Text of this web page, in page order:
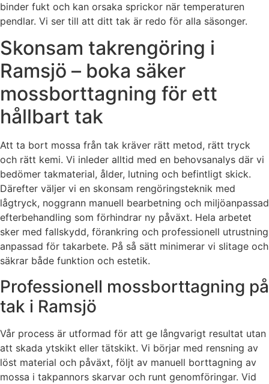
binder fukt och kan orsaka sprickor när temperaturen
pendlar. Vi ser till att ditt tak är redo för alla säsonger.
Skonsam takrengöring i
Ramsjö – boka säker
mossborttagning för ett
hållbart tak
Att ta bort mossa från tak kräver rätt metod, rätt tryck
och rätt kemi. Vi inleder alltid med en behovsanalys där vi
bedömer takmaterial, ålder, lutning och befintligt skick.
Därefter väljer vi en skonsam rengöringsteknik med
lågtryck, noggrann manuell bearbetning och miljöanpassad
efterbehandling som förhindrar ny påväxt. Hela arbetet
sker med fallskydd, förankring och professionell utrustning
anpassad för takarbete. På så sätt minimerar vi slitage och
säkrar både funktion och estetik.
Professionell mossborttagning på
tak i Ramsjö
Vår process är utformad för att ge långvarigt resultat utan
att skada ytskikt eller tätskikt. Vi börjar med rensning av
löst material och påväxt, följt av manuell borttagning av
mossa i takpannors skarvar och runt genomföringar. Vid